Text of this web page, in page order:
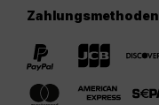
Zahlungsmethoden